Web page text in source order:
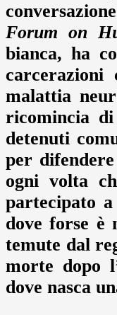
Forum on
bianca, ha
malattia
ricomincia
detenuti
per
ogni volta
partecipato
dove forse è
temute dal
morte dopo
dove nasca